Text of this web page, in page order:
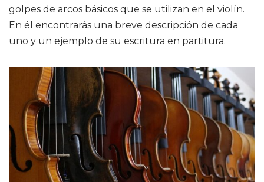
golpes de arcos básicos que se utilizan en el violín.
En él encontrarás una breve descripción de cada
uno y un ejemplo de su escritura en partitura.